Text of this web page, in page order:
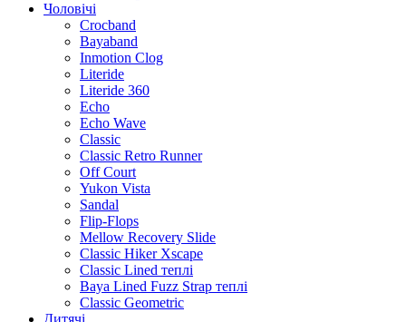
Чоловічі
Crocband
Bayaband
Inmotion Clog
Literide
Literide 360
Echo
Echo Wave
Classic
Classic Retro Runner
Off Court
Yukon Vista
Sandal
Flip-Flops
Mellow Recovery Slide
Classic Hiker Xscape
Classic Lined теплі
Baya Lined Fuzz Strap теплі
Classic Geometric
Дитячі